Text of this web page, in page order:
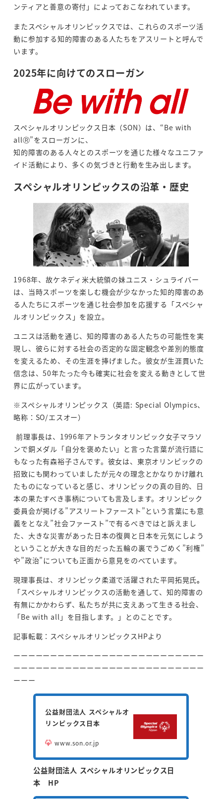
ンティアと善意の寄付」によっておこなわれています。
またスペシャルオリンピックスでは、これらのスポーツ活
動に参加する知的障害のある人たちをアスリートと呼んで
います。
2025年に向けてのスローガン
スペシャルオリンピックス日本（SON）は、“Be with
allⓇ”をスローガンに、
知的障害のある人々とのスポーツを通じた様々なユニファ
イド活動により、多くの気づきと行動を生み出します。
スペシャルオリンピックスの沿革・歴史
1968年、故ケネディ米大統領の妹ユニス・シュライバー
は、当時スポーツを楽しむ機会が少なかった知的障害のあ
る人たちにスポーツを通じ社会参加を応援する「スペシャ
ルオリンピックス」を設立。
ユニスは活動を通じ、知的障害のある人たちの可能性を実
現し、彼らに対する社会の否定的な固定観念や差別的態度
を変えるため、その生涯を捧げました。彼女が生涯貫いた
信念は、50年たった今も確実に社会を変える動きとして世
界に広がっています。
※スペシャルオリンピックス（英語: Special Olympics、
略称：SO/エスオー）
前理事長は、1996年アトランタオリンピック女子マラソ
ンで銅メダル「自分を褒めたい」と言った言葉が流行語に
もなった有森裕子さんです。彼女は、東京オリンピックの
招致にも関わっていましたが元々の理念とかなりかけ離れ
たものになっていると感じ、オリンピックの真の目的、日
本の果たすべき事柄についても言及します。オリンピック
委員会が掲げる”アスリートファースト”という言葉にも意
義をとなえ”社会ファースト”で有るべきではと訴えまし
た、大きな災害があった日本の復興と日本を元気にしよう
ということが大きな目的だった五輪の裏でうごめく”利権”
や”政治”についても正面から意見をのべています。
現理事長は、オリンピック柔道で活躍された平岡拓晃氏。
「スペシャルオリンピックスの活動を通して、知的障害の
有無にかかわらず、私たちが共に支えあって生きる社会、
「Be with all」を目指します。」とのことです。
記事転載：スペシャルオリンピックスHPより
ーーーーーーーーーーーーーーーーーーーーーーーーーー
ーーーーーーーーーーーーーーーーーーーーーーーーーー
ーーー
公益財団法人 スペシャルオ
リンピックス日本
www.son.or.jp
公益財団法人 スペシャルオリンピックス日
本
HP